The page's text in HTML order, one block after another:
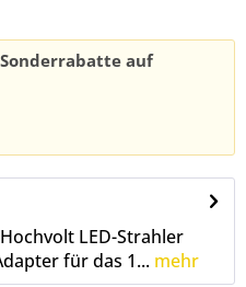
auf
LED-Strahler
für das 1... mehr